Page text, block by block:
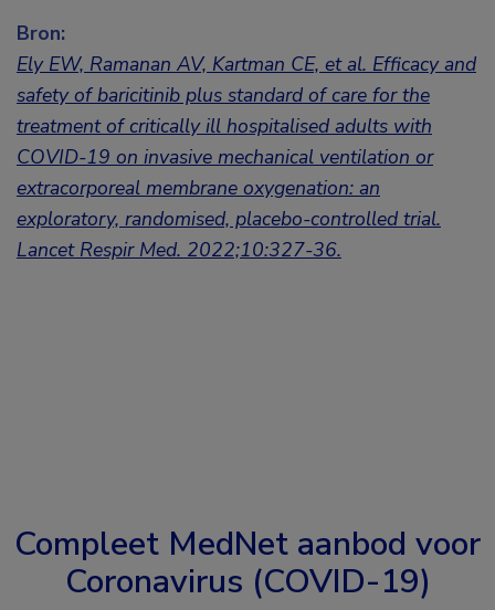
Bron:
Ely EW, Ramanan AV, Kartman CE, et al. Efficacy and
safety of baricitinib plus standard of care for the
treatment of critically ill hospitalised adults with
COVID-19 on invasive mechanical ventilation or
extracorporeal membrane oxygenation: an
exploratory, randomised, placebo-controlled trial.
Lancet Respir Med. 2022;10:327-36.
Compleet MedNet aanbod voor
Coronavirus (COVID-19)